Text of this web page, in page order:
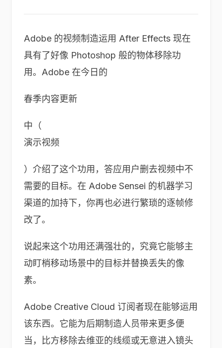
Adobe 的视频制造运用 After Effects 现在
具有了好像 Photoshop 般的物体移除功
用。Adobe 在今日的
春季内容更新
中（
演示视频
）介绍了这个功用，答应用户删去视频中不
需要的目标。在 Adobe Sensei 的机器学习
渠道的加持下，你再也必进行繁琐的逐帧修
改了。
说起来这个功用还满强壮的，究竟它能够主
动盯梢移动场景中的目标并替换丢失的像
素。
Adobe Creative Cloud 订阅者现在能够运用
该东西。它能为后期制造人员带来更多便
当，比方移除去维亚的线缆或无意进入镜头